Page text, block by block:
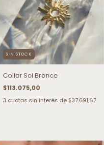
SIN STOCK
Collar Sol Bronce
$113.075,00
3 cuotas sin interés de $37.691,67